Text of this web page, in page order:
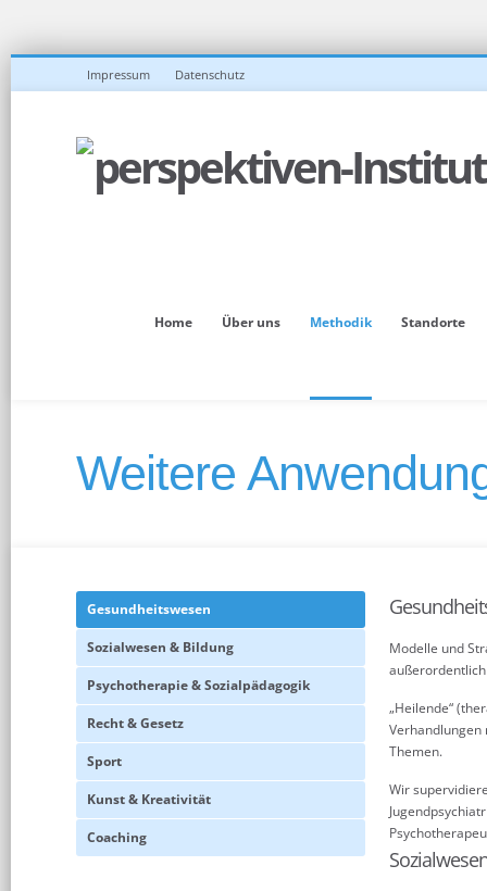
Impressum Datenschutz
Home Über uns Methodik Standorte
Weitere
Gesundheitswesen
Sozialwesen & Bildung
Psychotherapie & Sozialpädagogik
Recht & Gesetz
Sport
Kunst & Kreativität
Coaching
Modelle und
„Heilende“
Verhandlungen
Themen.
Wir